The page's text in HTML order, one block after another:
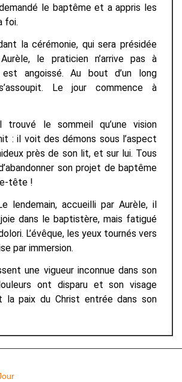
le baptême et a appris les
foi.
la cérémonie, qui sera présidée
le praticien n’arrive pas à
est angoissé. Au bout d’un long
Le jour commence à
le sommeil qu’une vision
: il voit des démons sous l’aspect
près de son lit, et sur lui. Tous
son projet de baptême
tête !
lendemain, accueilli par Aurèle, il
dans le baptistère, mais fatigué
L’évêque, les yeux tournés vers
par immersion.
une vigueur inconnue dans son
ont disparu et son visage
la paix du Christ entrée dans son